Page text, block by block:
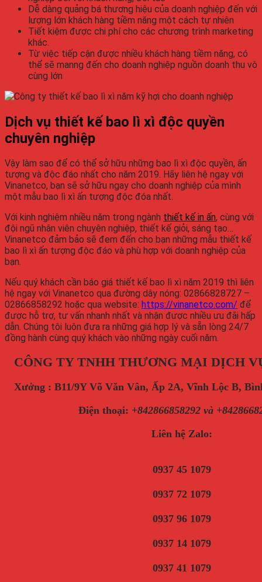
Dễ dàng quảng bá thương hiệu của doanh nghiệp đến với
lượng lớn khách hàng tiềm năng một cách tự nhiên
Tiết kiệm được chi phí cho các chương trình marketing
khác.
Từ việc tiếp cận được nhiều khách hàng tiềm năng, có
thể sẽ manng đến cho doanh nghiệp nguồn doanh thu vô
cùng lớn
Dịch vụ thiết kế bao lì xì độc quyền
chuyên nghiệp
Vậy làm sao để có thể sở hữu những bao lì xì độc quyền, ấn
tượng và độc đáo nhất cho năm 2019. Hãy liên hệ ngay với
Vinanetco, bạn sẽ sở hữu ngay cho doanh nghiệp của mình
một mẫu bao lì xì ấn tượng độc đóa nhất.
Với kinh nghiệm nhiều năm trong ngành thiết kế in ấn, cùng với
đội ngũ nhân viên chuyên nghiệp, thiết kế giỏi, sáng tạo…
Vinanetco đảm bảo sẽ đem đến cho bạn những mẫu thiết kế
bao lì xì ấn tượng độc đáo và phù hợp với doanh nghiệp của
bạn.
Nếu quý khách cần báo giá thiết kế bao lì xì năm 2019 thì liên
hệ ngay với Vinanetco qua đường dây nóng: 02866828727 –
02866858292 hoặc qua website: https://vinanetco.com/ để
được hỗ trợ, tư vấn nhanh nhất và nhận được nhiều ưu đãi hấp
dẫn. Chúng tôi luôn đưa ra những giá hợp lý và sẵn lòng 24/7
đồng hành cùng quý khách vào những ngày cuối năm.
CÔNG TY TNHH THƯƠNG MẠI DỊCH
Xưởng : B11/9Y Võ Văn Vân, Ấp 2A, Vĩnh Lộc B,
Điện thoại: +842866858292 và
Liên hệ Zalo:
0937 45 1079
0937 72 1079
0937 96 1079
0937 14 1079
0937 41 1079